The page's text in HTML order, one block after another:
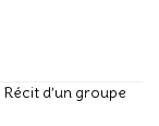
d’un groupe